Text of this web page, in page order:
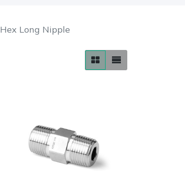
Hex Long Nipple